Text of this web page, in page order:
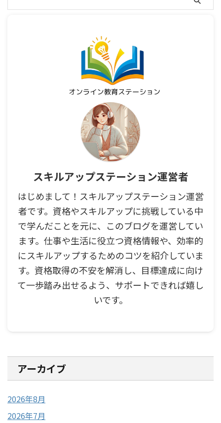
スキルアップステーション運営者
はじめまして！スキルアップステーション運営
者です。資格やスキルアップに挑戦している中
で学んだことを元に、このブログを運営してい
ます。仕事や生活に役立つ資格情報や、効率的
にスキルアップするためのコツを紹介していま
す。資格取得の不安を解消し、目標達成に向け
て一歩踏み出せるよう、サポートできれば嬉し
いです。
アーカイブ
2026年8月
2026年7月